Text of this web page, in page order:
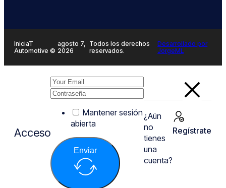
IniciaT
Automotive ©
agosto 7,
2026
Todos los derechos
reservados.
Desarrollado por
JorgeML
Acceso
Mantener sesión
abierta
Enviar
¿Aún
no
tienes
una
cuenta?
Regístrate